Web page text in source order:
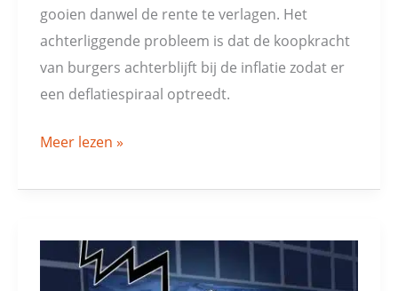
gooien danwel de rente te verlagen. Het
achterliggende probleem is dat de koopkracht
van burgers achterblijft bij de inflatie zodat er
een deflatiespiraal optreedt.
Meer lezen »
Negatieve
rentes